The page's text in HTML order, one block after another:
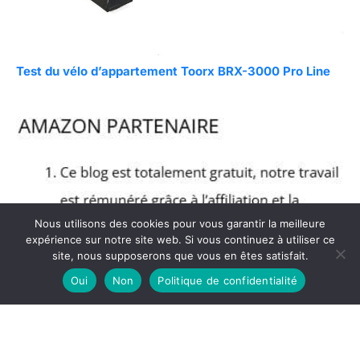
Test du vélo d’appartement Toorx BRX-3000 Pro Line
Nous utilisons des cookies pour vous garantir la meilleure
expérience sur notre site web. Si vous continuez à utiliser ce
site, nous supposerons que vous en êtes satisfait.
Oui
Non Politique de confidentialité